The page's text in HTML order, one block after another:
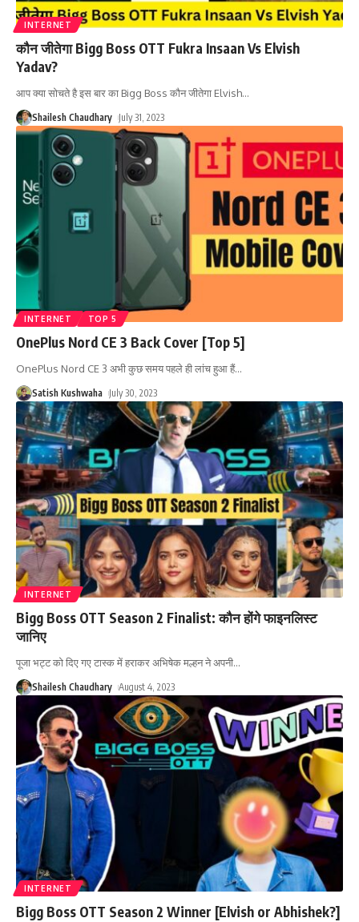
INTERNET
कौन जीतेगा Bigg Boss OTT Fukra Insaan Vs Elvish
Yadav?
आप क्या सोचते है इस बार का Bigg Boss कौन जीतेगा Elvish…
Shailesh Chaudhary July 31, 2023
INTERNET TOP 5
OnePlus Nord CE 3 Back Cover [Top 5]
OnePlus Nord CE 3 अभी कुछ समय पहले ही लांच हुआ हैं…
Satish Kushwaha July 30, 2023
INTERNET
Bigg Boss OTT Season 2 Finalist: कौन होंगे फाइनलिस्ट
जानिए
पूजा भट्ट को दिए गए टास्क में हराकर अभिषेक मल्हन ने अपनी…
Shailesh Chaudhary August 4, 2023
INTERNET
Bigg Boss OTT Season 2 Winner [Elvish or Abhishek?]